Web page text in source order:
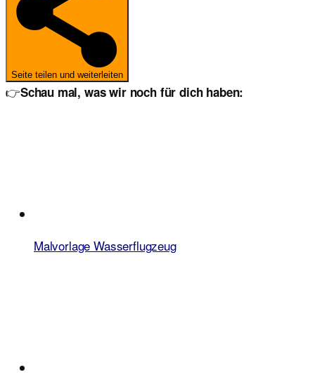
Seite teilen und weiterleiten
👉Schau mal, was wir noch für dich haben:
Malvorlage Wasserflugzeug